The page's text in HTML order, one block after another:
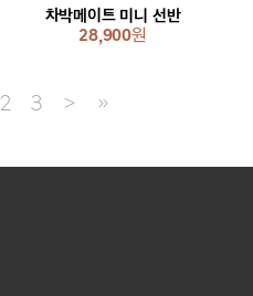
차박메이트 미니 선반
28,900원
2 3 ＞ ≫